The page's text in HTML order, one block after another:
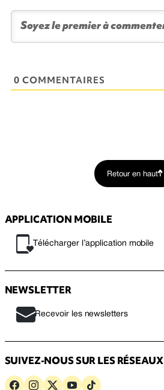
0 COMMENTAIRES
Retour en haut
APPLICATION MOBILE
Télécharger l’application mobile
NEWSLETTER
Recevoir les newsletters
SUIVEZ-NOUS SUR LES RÉSEAUX